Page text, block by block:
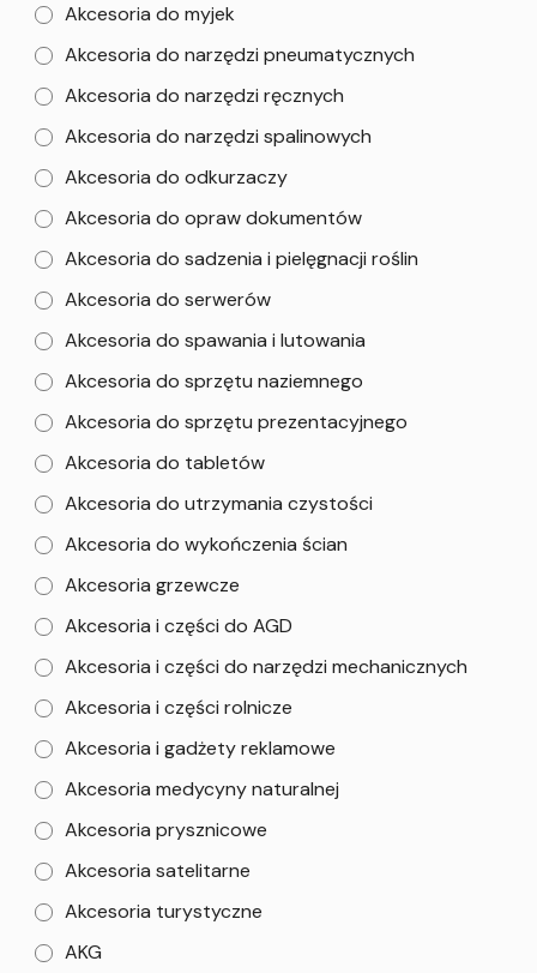
Akcesoria do myjek
Akcesoria do narzędzi pneumatycznych
Akcesoria do narzędzi ręcznych
Akcesoria do narzędzi spalinowych
Akcesoria do odkurzaczy
Akcesoria do opraw dokumentów
Akcesoria do sadzenia i pielęgnacji roślin
Akcesoria do serwerów
Akcesoria do spawania i lutowania
Akcesoria do sprzętu naziemnego
Akcesoria do sprzętu prezentacyjnego
Akcesoria do tabletów
Akcesoria do utrzymania czystości
Akcesoria do wykończenia ścian
Akcesoria grzewcze
Akcesoria i części do AGD
Akcesoria i części do narzędzi mechanicznych
Akcesoria i części rolnicze
Akcesoria i gadżety reklamowe
Akcesoria medycyny naturalnej
Akcesoria prysznicowe
Akcesoria satelitarne
Akcesoria turystyczne
AKG